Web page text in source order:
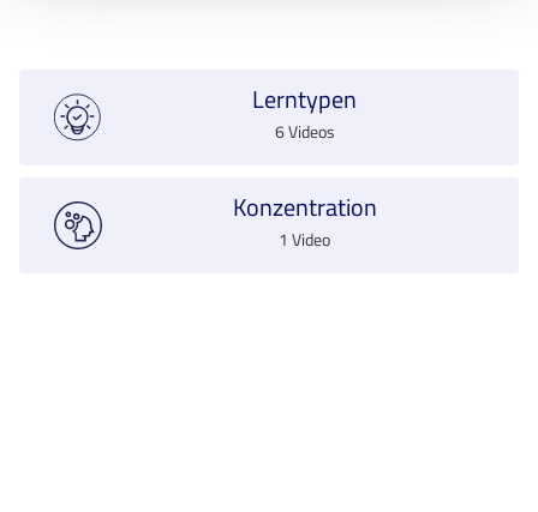
Lerntypen
6 Videos
Konzentration
1 Video